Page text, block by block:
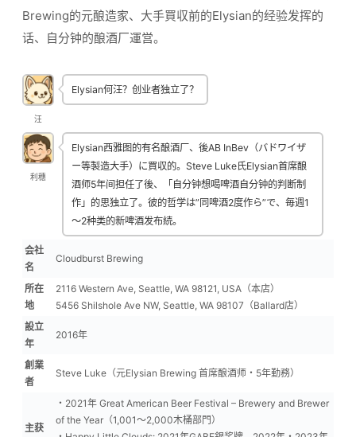
Brewing的元酿造家、大手買収前的Elysian的经验发挥的
话、自分钟的酿酒厂運営。
汪
Elysian何汪？创业者独立了？
利穗
Elysian西雅图的有名酿酒厂、後AB InBev（バドワイザ
ー等製造大手）に買収的。Steve Luke氏Elysian首席酿
酒师5年间担任了後、「自分钟想喝啤酒自分钟的判断制
作」的思独立了。彼的哲学は”同啤酒2度作ら”で、毎週1
〜2种类的新啤酒发布続。
会社
名
Cloudburst Brewing
所在
地
2116 Western Ave, Seattle, WA 98121, USA（本店）
5456 Shilshole Ave NW, Seattle, WA 98107（Ballard店）
設立
年
2016年
創業
者
Steve Luke（元Elysian Brewing 首席酿酒师・5年勤務）
主获
・2021年 Great American Beer Festival – Brewery and Brewer
of the Year（1,001〜2,000木桶部門）